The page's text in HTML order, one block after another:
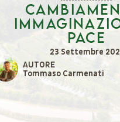
pace
23 Settembre 2025
AUTORE
Tommaso Carmenati